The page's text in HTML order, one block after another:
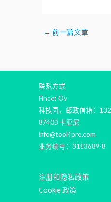
← 前一篇文章
联系方式
Fincet Oy
科技园，邮政信箱：132
87400 卡亚尼
info@tool4pro.com
业务编号：3183689-8
注册和隐私政策
Cookie 政策